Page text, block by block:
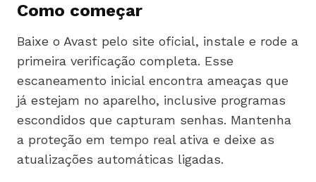
Como começar
Baixe o Avast pelo site oficial, instale e rode a
primeira verificação completa. Esse
escaneamento inicial encontra ameaças que
já estejam no aparelho, inclusive programas
escondidos que capturam senhas. Mantenha
a proteção em tempo real ativa e deixe as
atualizações automáticas ligadas.